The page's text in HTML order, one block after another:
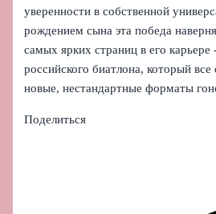
уверенности в собственной
рождением сына эта победа
самых ярких страниц в его
российского биатлона, который все
новые, нестандартные форматы
Поделиться